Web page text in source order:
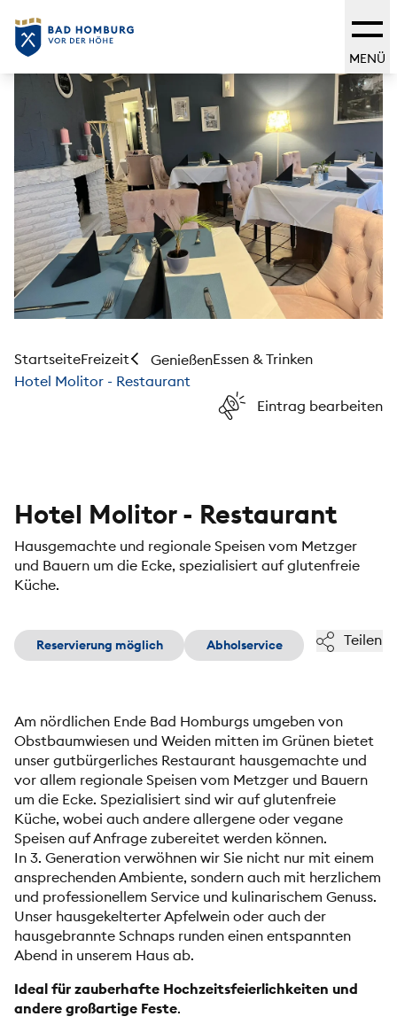
MENÜ
StartseiteFreizeit GenießenEssen & Trinken
Hotel Molitor - Restaurant
Eintrag bearbeiten
Hotel Molitor - Restaurant
Hausgemachte und regionale Speisen vom Metzger
und Bauern um die Ecke, spezialisiert auf glutenfreie
Küche.
Reservierung möglich Abholservice Teilen
Am nördlichen Ende Bad Homburgs umgeben von
Obstbaumwiesen und Weiden mitten im Grünen bietet
unser gutbürgerliches Restaurant hausgemachte und
vor allem regionale Speisen vom Metzger und Bauern
um die Ecke. Spezialisiert sind wir auf glutenfreie
Küche, wobei auch andere allergene oder vegane
Speisen auf Anfrage zubereitet werden können.
In 3. Generation verwöhnen wir Sie nicht nur mit einem
ansprechenden Ambiente, sondern auch mit herzlichem
und professionellem Service und kulinarischem Genuss.
Unser hausgekelterter Apfelwein oder auch der
hausgebrannte Schnaps runden einen entspannten
Abend in unserem Haus ab.
Ideal für zauberhafte Hochzeitsfeierlichkeiten und
andere großartige Feste.